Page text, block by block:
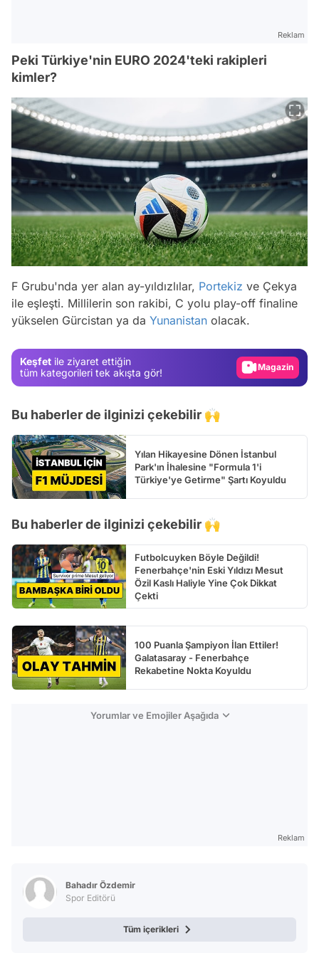
Reklam
Peki Türkiye'nin EURO 2024'teki rakipleri
kimler?
F Grubu'nda yer alan ay-yıldızlılar, Portekiz ve Çekya
ile eşleşti. Millilerin son rakibi, C yolu play-off finaline
yükselen Gürcistan ya da Yunanistan olacak.
Keşfet ile ziyaret ettiğin
tüm kategorileri tek akışta gör!
Test
Video
Bu haberler de ilginizi çekebilir 🙌
Yılan Hikayesine Dönen İstanbul
Park'ın İhalesine "Formula 1'i
Türkiye'ye Getirme" Şartı Koyuldu
Bu haberler de ilginizi çekebilir 🙌
Futbolcuyken Böyle Değildi!
Fenerbahçe'nin Eski Yıldızı Mesut
Özil Kaslı Haliyle Yine Çok Dikkat
Çekti
100 Puanla Şampiyon İlan Ettiler!
Galatasaray - Fenerbahçe
Rekabetine Nokta Koyuldu
Yorumlar ve Emojiler Aşağıda
Reklam
Bahadır Özdemir
Spor Editörü
Tüm içerikleri